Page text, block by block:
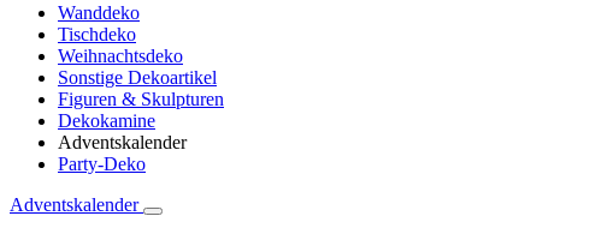
Wanddeko
Tischdeko
Weihnachtsdeko
Sonstige Dekoartikel
Figuren & Skulpturen
Dekokamine
Adventskalender
Party-Deko
Adventskalender